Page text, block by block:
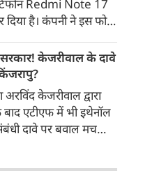
आधिकारिक वेबसाइट के
की गई है। आने वाले समय
शहरों में भी उपलब्ध
Redmi Note 17
दिया है। कंपनी ने इस फोन
की बड़ी बैटरी
Snapdragon
के साथ पेश किया है। फोन में
मेन कैमरा दिया गया है।
Redmi Note 17 में
Gorilla Glass 7i
फीचर्स मिलते हैं।
केजरीवाल के दावे
केजरीवाल द्वारा
बाद एटीएफ में भी इथेनॉल
दावे पर बवाल मच